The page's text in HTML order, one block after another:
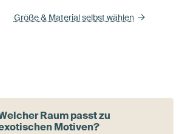
Größe & Material selbst wählen
Raum passt zu
Motiven?